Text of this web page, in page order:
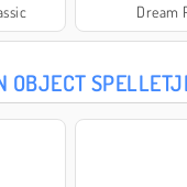
Dream
OBJECT